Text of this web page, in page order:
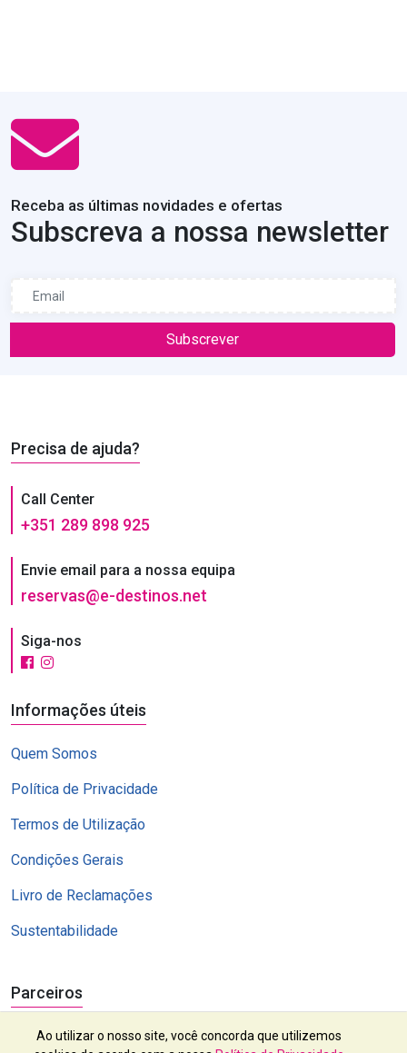
Receba as últimas novidades e ofertas
Subscreva a nossa newsletter
Subscrever
Precisa de ajuda?
Call Center
+351 289 898 925
Envie email para a nossa equipa
reservas@e-destinos.net
Siga-nos
Informações úteis
Quem Somos
Política de Privacidade
Termos de Utilização
Condições Gerais
Livro de Reclamações
Sustentabilidade
Parceiros
Ao utilizar o nosso site, você concorda que utilizemos